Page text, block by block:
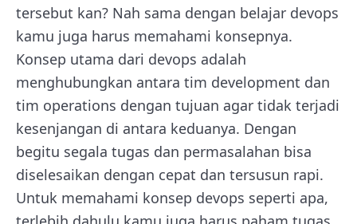
tersebut kan? Nah sama dengan belajar devops
kamu juga harus memahami konsepnya.
Konsep utama dari devops adalah
menghubungkan antara tim development dan
tim operations dengan tujuan agar tidak terjadi
kesenjangan di antara keduanya. Dengan
begitu segala tugas dan permasalahan bisa
diselesaikan dengan cepat dan tersusun rapi.
Untuk memahami konsep devops seperti apa,